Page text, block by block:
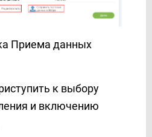
Приема данных
к выбору
и включению